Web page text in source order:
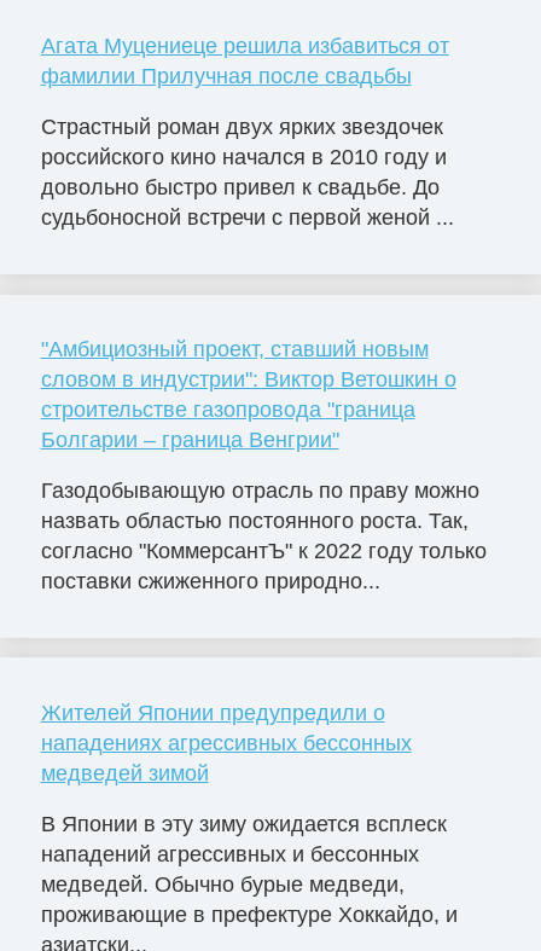
Агата Муцениеце решила избавиться от
фамилии Прилучная после свадьбы
Страстный роман двух ярких звездочек
российского кино начался в 2010 году и
довольно быстро привел к свадьбе. До
судьбоносной встречи с первой женой ...
"Амбициозный проект, ставший новым
словом в индустрии": Виктор Ветошкин о
строительстве газопровода "граница
Болгарии – граница Венгрии"
Газодобывающую отрасль по праву можно
назвать областью постоянного роста. Так,
согласно "КоммерсантЪ" к 2022 году только
поставки сжиженного природно...
Жителей Японии предупредили о
нападениях агрессивных бессонных
медведей зимой
В Японии в эту зиму ожидается всплеск
нападений агрессивных и бессонных
медведей. Обычно бурые медведи,
проживающие в префектуре Хоккайдо, и
азиатски...